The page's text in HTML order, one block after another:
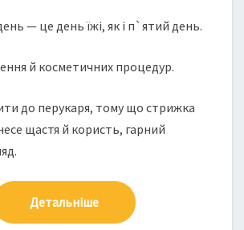
— це день їжі, як і п`ятий день.
й косметичних процедур.
до перукаря, тому що стрижка
щастя й користь, гарний
Детальніше